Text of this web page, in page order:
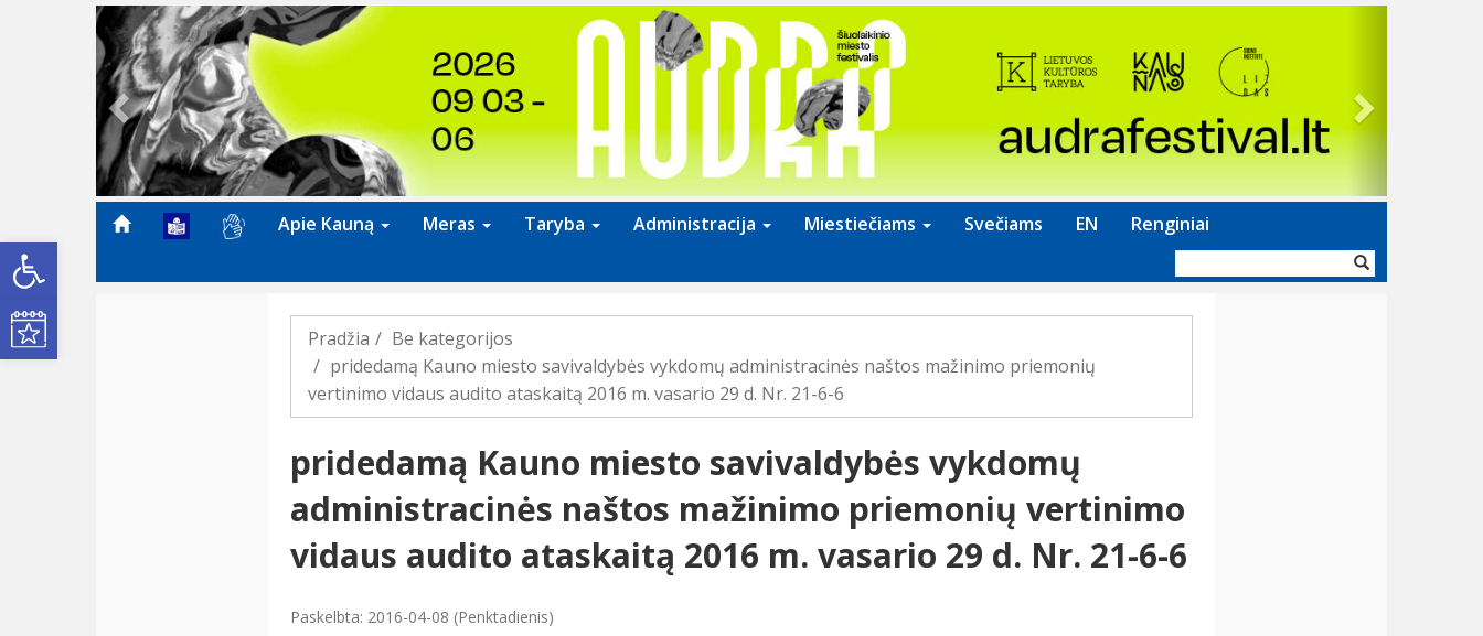
Open toolbar
Kultūros renginiai
Previous
Apie Kauną Meras Taryba Administracija Miestiečiams Svečiams EN Renginiai
forma
Pradžia
Be kategorijos
pridedamą Kauno miesto savivaldybės vykdomų administracinės naštos mažinimo priemonių
vertinimo vidaus audito ataskaitą 2016 m. vasario 29 d. Nr. 21-6-6
pridedamą Kauno miesto savivaldybės vykdomų
administracinės naštos mažinimo priemonių vertinimo
vidaus audito ataskaitą 2016 m. vasario 29 d. Nr. 21-6-6
Paskelbta: 2016-04-08 (Penktadienis)